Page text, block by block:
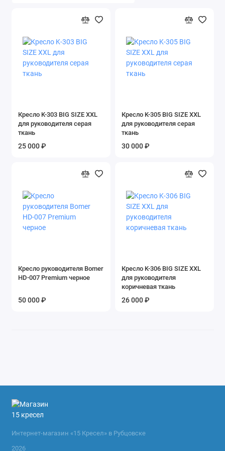
Кресла повышенных нагрузок
Стулья и кресла для баров, кафе, столовых
Кресло K-303 BIG SIZE XXL
для руководителя серая
ткань
25 000 ₽
Кресло K-305 BIG SIZE XXL
для руководителя серая
ткань
30 000 ₽
Кресло руководителя Bomer
HD-007 Premium черное
50 000 ₽
Кресло K-306 BIG SIZE XXL
для руководителя
коричневая ткань
26 000 ₽
Интернет-магазин «15 Кресел» в Рубцовске
2026